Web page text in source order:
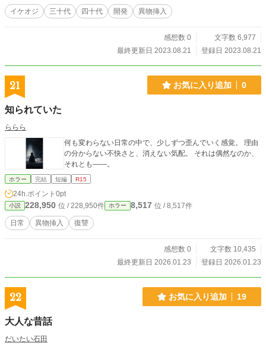
イケオジ 三十代 四十代 開発 異物挿入
感想数 0
文字数 6,977
最終更新日 2023.08.21
登録日 2023.08.21
21 お気に入り追加 0
知られていた
ららら
何も変わらない日常の中で、少しずつ歪んでいく感覚。 理由
の分からない不快さと、消えない気配。 それは偶然なのか、
それとも——。
ホラー 完結 短編 R15
24h.ポイント 0pt
小説 228,950 位 / 228,950件 ホラー 8,517 位 / 8,517件
日常 異物挿入 復讐
感想数 0
文字数 10,435
最終更新日 2026.01.23
登録日 2026.01.23
22 お気に入り追加 19
大人な昔話
だいたい石田